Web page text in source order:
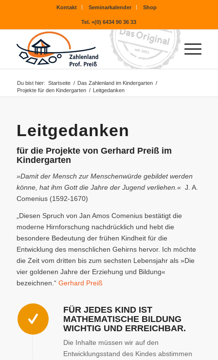
Kontakt Seminarkalender Shop
Tel. +(0) 6434 90 36 33
Du bist hier: Startseite / Das Zahlenland im Kindergarten /
Projekte für den Kindergarten / Leitgedanken
Leitgedanken
für die Projekte von Gerhard Preiß im
Kindergarten
»Damit der Mensch zur Menschenwürde gebildet werden
könne, hat ihm Gott die Jahre der Jugend verliehen.«J. A.
Comenius (1592-1670)
„Diesen Spruch von Jan Amos Comenius bestätigt die
moderne Hirnforschung nachdrücklich und hebt die
besondere Bedeutung der frühen Kindheit für die
Entwicklung des menschlichen Gehirns hervor. Ich möchte
die Zeit vom dritten bis zum sechsten Lebensjahr als »Die
vier goldenen Jahre der Erziehung und Bildung«
bezeichnen.“ Gerhard Preiß
FÜR JEDES KIND IST
MATHEMATISCHE BILDUNG
WICHTIG UND ERREICHBAR.
Die Inhalte müssen wir auf den
Entwicklungsstand des Kindes abstimmen